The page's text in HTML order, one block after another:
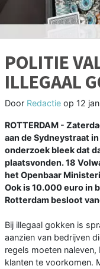
POLITIE
ILLEGAAL
Door Redactie op 12
ROTTERDAM -
aan de Sydneystraat
onderzoek bleek dat
plaatsvonden. 18
het Openbaar
Ook is 10.000 euro in
Rotterdam besloot
Bij illegaal gokken is
aanzien van bedrijven
regels moeten
klanten te voorkomen.